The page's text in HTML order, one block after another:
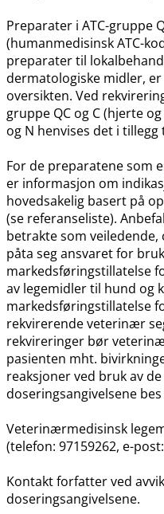
Preparater i ATC-gruppe
(humanmedisinsk ATC-
preparater til
dermatologiske midler,
oversikten. Ved
gruppe QC og C (hjerte
og N henvises det i
For de preparatene som
er informasjon om
hovedsakelig basert på
(se referanseliste).
betrakte som
påta seg ansvaret for
markedsføringstillatelse
av legemidler til hund og
markedsføringstillatelse
rekvirerende veterinær
rekvireringer bør
pasienten mht.
reaksjoner ved bruk av
doseringsangivelsene
Veterinærmedisinsk
(telefon: 97159262, e-
Kontakt forfatter ved
doseringsangivelsene.